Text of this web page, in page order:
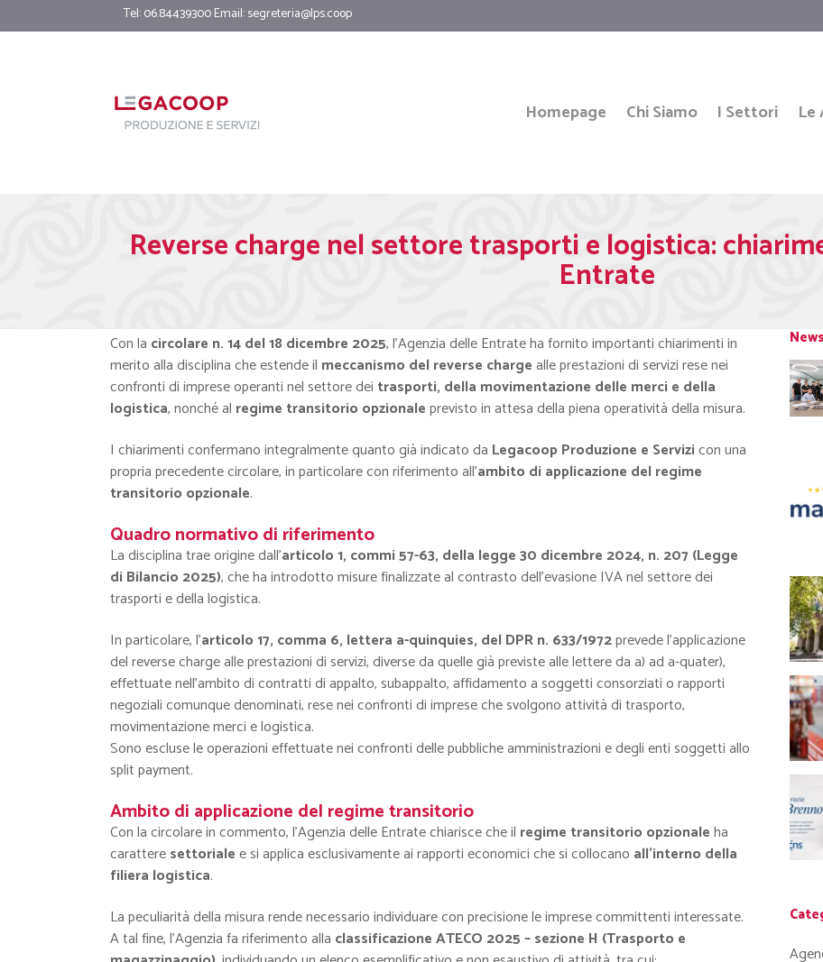
Tel: 06.84439300 Email:segreteria@lps.coop
Homepage Chi Siamo I Settori
Reverse charge nel settore trasporti e logistica:
Entrate
Con la circolare n. 14 del 18 dicembre 2025, l’Agenzia delle Entrate ha fornito importanti chiarimenti in
merito alla disciplina che estende il meccanismo del reverse chargealle prestazioni di servizi rese nei
confronti di imprese operanti nel settore dei trasporti, della movimentazione delle merci e della
logistica, nonché al regime transitorio opzionaleprevisto in attesa della piena operatività della misura.
I chiarimenti confermano integralmente quanto già indicato da Legacoop Produzione e Servizicon una
propria precedente circolare, in particolare con riferimento all’ambito di applicazione del regime
transitorio opzionale.
Quadro normativo di riferimento
La disciplina trae origine dall’articolo 1, commi 57-63, della legge 30 dicembre 2024, n. 207 (Legge
di Bilancio 2025), che ha introdotto misure finalizzate al contrasto dell’evasione IVA nel settore dei
trasporti e della logistica.
In particolare, l’articolo 17, comma 6, lettera a-quinquies, del DPR n. 633/1972prevede l’applicazione
del reverse charge alle prestazioni di servizi, diverse da quelle già previste alle lettere da a) ad a-quater),
effettuate nell’ambito di contratti di appalto, subappalto, affidamento a soggetti consorziati o rapporti
negoziali comunque denominati, rese nei confronti di imprese che svolgono attività di trasporto,
movimentazione merci e logistica.
Sono escluse le operazioni effettuate nei confronti delle pubbliche amministrazioni e degli enti soggetti allo
split payment.
Ambito di applicazione del regime transitorio
Con la circolare in commento, l’Agenzia delle Entrate chiarisce che il regime transitorio opzionaleha
caratteresettorialee si applica esclusivamente ai rapporti economici che si collocano all’interno della
filiera logistica.
La peculiarità della misura rende necessario individuare con precisione le imprese committenti interessate.
A tal fine, l’Agenzia fa riferimento alla classificazione ATECO 2025 – sezione H (Trasporto e
News